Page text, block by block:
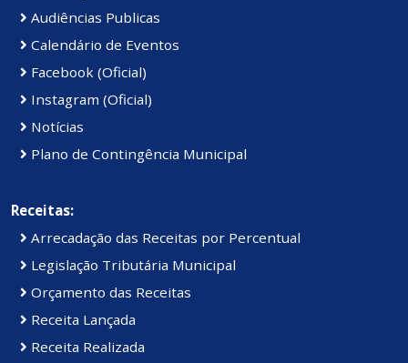
Audiências Publicas
Calendário de Eventos
Facebook (Oficial)
Instagram (Oficial)
Notícias
Plano de Contingência Municipal
Receitas:
Arrecadação das Receitas por Percentual
Legislação Tributária Municipal
Orçamento das Receitas
Receita Lançada
Receita Realizada